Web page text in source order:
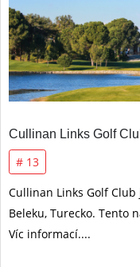
Cullinan Links Golf
# 13
Cullinan Links Golf
Beleku, Turecko. Tento
Víc informací....